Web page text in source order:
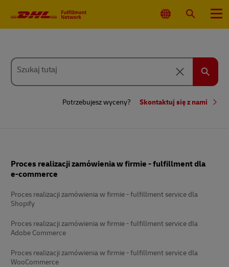
Wybierz
lokalizacjęj
Wyszukaj
Menu
Szukaj tutaj
Podczas
wpisywania
użyj
klawiszy
strzałek
Usuń
Potrzebujesz wyceny? Skontaktuj się z nami
Proces realizacji zamówienia w firmie - fulfillment dla
e-commerce
Proces realizacji zamówienia w firmie - fulfillment service dla
Shopify
Proces realizacji zamówienia w firmie - fulfillment service dla
Adobe Commerce
Proces realizacji zamówienia w firmie - fulfillment service dla
WooCommerce